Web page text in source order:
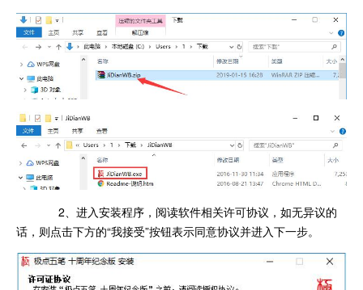
2、进入安装程序，阅读软件相关许可协议，如无异议的
话，则点击下方的“我接受”按钮表示同意协议并进入下一步。